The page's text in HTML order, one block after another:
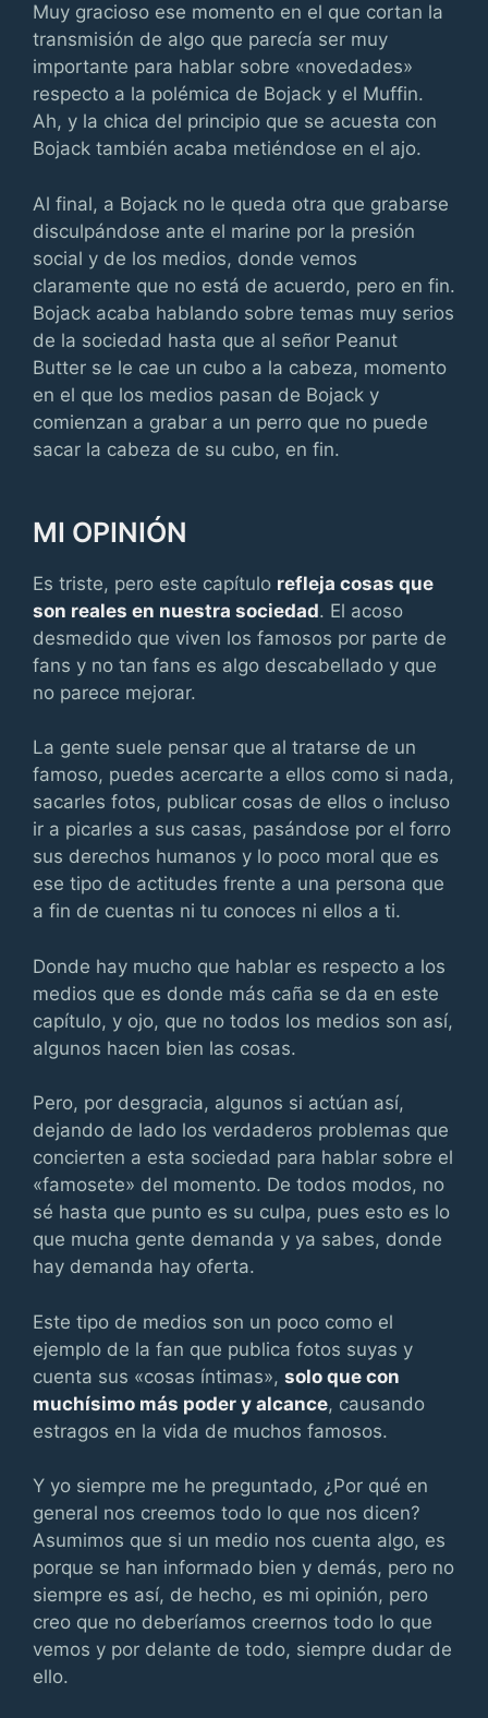
Muy gracioso ese momento en el que cortan la
transmisión de algo que parecía ser muy
importante para hablar sobre «novedades»
respecto a la polémica de Bojack y el Muffin.
Ah, y la chica del principio que se acuesta con
Bojack también acaba metiéndose en el ajo.
Al final, a Bojack no le queda otra que grabarse
disculpándose ante el marine por la presión
social y de los medios, donde vemos
claramente que no está de acuerdo, pero en fin.
Bojack acaba hablando sobre temas muy serios
de la sociedad hasta que al señor Peanut
Butter se le cae un cubo a la cabeza, momento
en el que los medios pasan de Bojack y
comienzan a grabar a un perro que no puede
sacar la cabeza de su cubo, en fin.
MI OPINIÓN
Es triste, pero este capítulo refleja cosas que
son reales en nuestra sociedad. El acoso
desmedido que viven los famosos por parte de
fans y no tan fans es algo descabellado y que
no parece mejorar.
La gente suele pensar que al tratarse de un
famoso, puedes acercarte a ellos como si nada,
sacarles fotos, publicar cosas de ellos o incluso
ir a picarles a sus casas, pasándose por el forro
sus derechos humanos y lo poco moral que es
ese tipo de actitudes frente a una persona que
a fin de cuentas ni tu conoces ni ellos a ti.
Donde hay mucho que hablar es respecto a los
medios que es donde más caña se da en este
capítulo, y ojo, que no todos los medios son así,
algunos hacen bien las cosas.
Pero, por desgracia, algunos si actúan así,
dejando de lado los verdaderos problemas que
concierten a esta sociedad para hablar sobre el
«famosete» del momento. De todos modos, no
sé hasta que punto es su culpa, pues esto es lo
que mucha gente demanda y ya sabes, donde
hay demanda hay oferta.
Este tipo de medios son un poco como el
ejemplo de la fan que publica fotos suyas y
cuenta sus «cosas íntimas», solo que con
muchísimo más poder y alcance, causando
estragos en la vida de muchos famosos.
Y yo siempre me he preguntado, ¿Por qué en
general nos creemos todo lo que nos dicen?
Asumimos que si un medio nos cuenta algo, es
porque se han informado bien y demás, pero no
siempre es así, de hecho, es mi opinión, pero
creo que no deberíamos creernos todo lo que
vemos y por delante de todo, siempre dudar de
ello.